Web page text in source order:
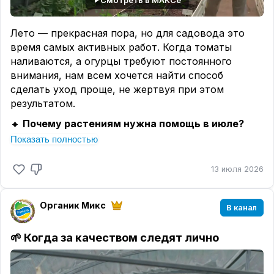
Лето — прекрасная пора, но для садовода это
время самых активных работ. Когда томаты
наливаются, а огурцы требуют постоянного
внимания, нам всем хочется найти способ
сделать уход проще, не жертвуя при этом
результатом.
🔸 Почему растениям нужна помощь в июле?
В середине сезона почва истощается, и
крупных плодов. Часто мы видим, что листья
нехватка питания, недостаточный полив или
нарушение режима ухода.
🔸 Что проверить в первую очередь?
Прежде чем браться за удобрения, оцените
состояние растений. Если есть вредители или
Показать полностью
13 июля 2026
Органик Микс В канал
🌱 Когда за качеством следят лично